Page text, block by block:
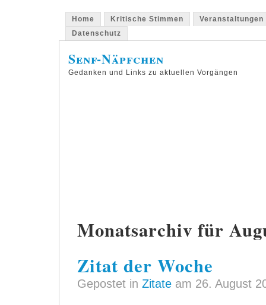
Home Kritische Stimmen
Veranstaltungen
Datenschutz
Senf-Näpfchen
Gedanken und Links zu aktuellen Vorgängen
Monatsarchiv für
Zitat der Woche
Gepostet in Zitate am 26. August